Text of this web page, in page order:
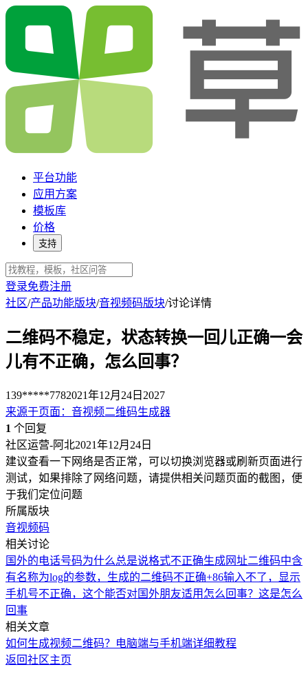
平台功能
应用方案
模板库
价格
支持
登录免费注册
社区/产品功能版块/音视频码版块/讨论详情
二维码不稳定，状态转换一回儿正确一会
儿有不正确，怎么回事？
139*****7782021年12月24日 2027
来源于页面 ： 音视频二维码生成器
1 个回复
社区运营-阿北2021年12月24日
建议查看一下网络是否正常，可以切换浏览器或刷新页面进行
测试，如果排除了网络问题，请提供相关问题页面的截图，便
于我们定位问题
所属版块
音视频码
相关讨论
国外的电话号码为什么总是说格式不正确生成网址二维码中含
有名称为log的参数，生成的二维码不正确+86输入不了，显示
手机号不正确，这个能否对国外朋友适用 怎么回事？ 这是怎么
回事
相关文章
如何生成视频二维码？电脑端与手机端详细教程
返回社区主页